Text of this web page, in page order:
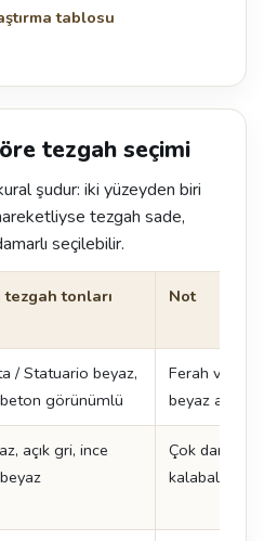
tablosu
tezgah seçimi
şudur: iki yüzeyden biri
tezgah sade,
seçilebilir.
tezgah tonları Not
/ Statuario beyaz,
beton görünümlü
Ferah ve
beyaz adada
açık gri, ince
Çok damarlı
kalabalık